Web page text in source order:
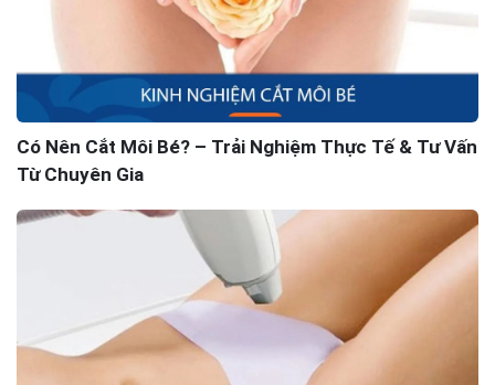
Có Nên Cắt Môi Bé? – Trải Nghiệm Thực Tế & Tư Vấn
Từ Chuyên Gia